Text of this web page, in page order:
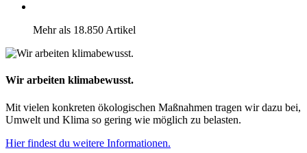
Mehr als 18.850 Artikel
Wir arbeiten klimabewusst.
Mit vielen konkreten ökologischen Maßnahmen tragen wir dazu bei,
Umwelt und Klima so gering wie möglich zu belasten.
Hier findest du weitere Informationen.